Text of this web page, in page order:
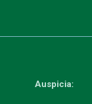
Auspicia: